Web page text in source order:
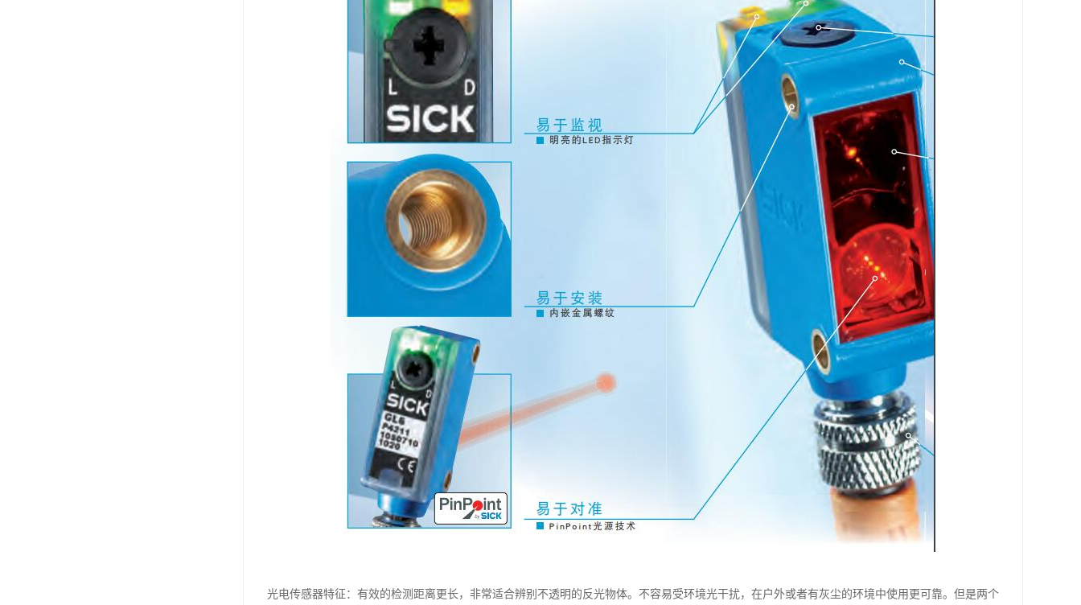
光电传感器特征：有效的检测距离更长，非常适合辨别不透明的反光物体。不容易受环境光干扰，在户外或者有灰尘的环境中使用更可靠。但是两个